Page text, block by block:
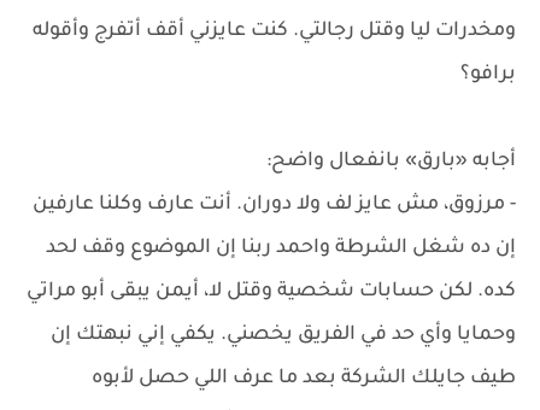
ومخدرات ليا وقتل رجالتي. كنت عايزني أقف أتفرج وأقوله
برافو؟
أجابه «بارق» بانفعال واضح:
- مرزوق، مش عايز لف ولا دوران. أنت عارف وكلنا عارفين
إن ده شغل الشرطة واحمد ربنا إن الموضوع وقف لحد
كده. لكن حسابات شخصية وقتل لا، أيمن يبقى أبو مراتي
وحمايا وأي حد في الفريق يخصني. يكفي إني نبهتك إن
طيف جايلك الشركة بعد ما عرف اللي حصل لأبوه